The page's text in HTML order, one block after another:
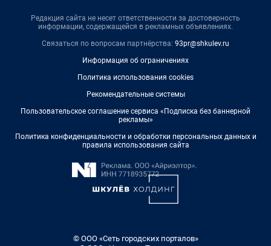
Редакция сайта не несет ответственности за достоверность
информации, содержащейся в рекламных объявлениях.
Связаться по вопросам партнёрства: 93pr@shkulev.ru
Информация об ограничениях
Политика использования cookies
Рекомендательные системы
Пользовательское соглашение сервиса «Подписка без баннерной
рекламы»
Политика конфиденциальности и обработки персональных данных и
правила использования сайта
© ООО «Сеть городских порталов»